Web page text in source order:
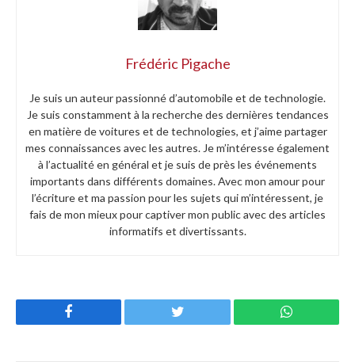
Frédéric Pigache
Je suis un auteur passionné d’automobile et de technologie.
Je suis constamment à la recherche des dernières tendances
en matière de voitures et de technologies, et j’aime partager
mes connaissances avec les autres. Je m’intéresse également
à l’actualité en général et je suis de près les événements
importants dans différents domaines. Avec mon amour pour
l’écriture et ma passion pour les sujets qui m’intéressent, je
fais de mon mieux pour captiver mon public avec des articles
informatifs et divertissants.
Twitter WhatsApp